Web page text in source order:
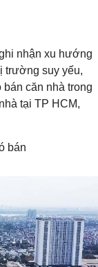
nhận xu hướng
trường suy yếu,
căn nhà trong
tại TP HCM,
bán